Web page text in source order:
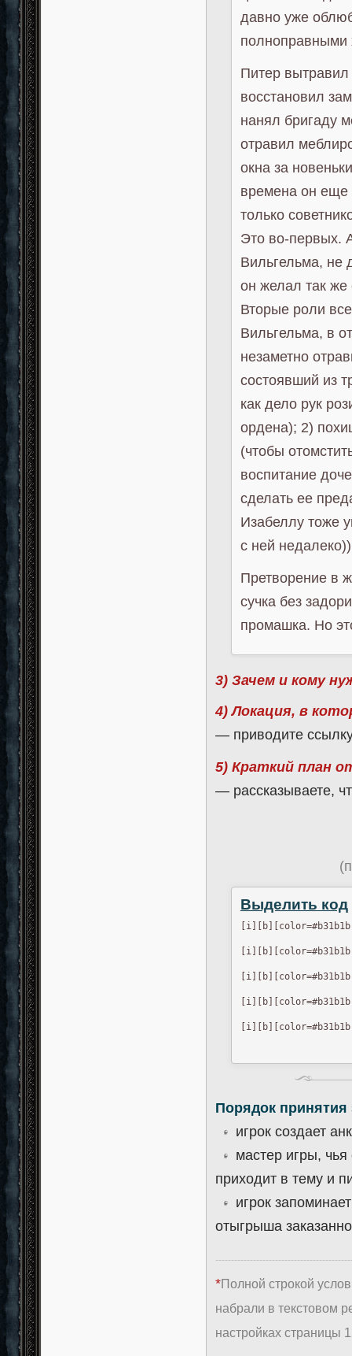
давно уже
полноправными
Питер
восстановил
нанял бригаду
отравил
окна за
времена он
только
Это во-первых.
Вильгельма, не
он желал так же
Вторые роли
Вильгельма, в
незаметно
состоявший из
как дело рук
ордена); 2)
(чтобы
воспитание
сделать ее
Изабеллу тоже
с ней
Претворение в
сучка без
промашка. Но
3) Зачем и кому
4) Локация, в
— приводите
5) Краткий план
— рассказываете,
Выделить код
Порядок принятия
игрок создает
мастер игры,
приходит в тему и
игрок
отыгрыша
*Полной строкой
набрали в текстовом
настройках страницы